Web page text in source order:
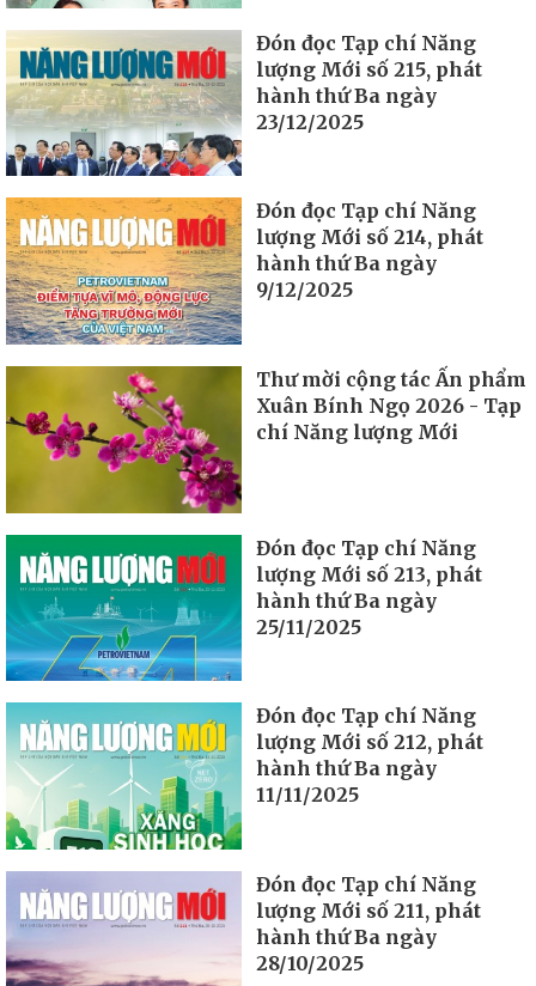
Đón đọc Tạp chí Năng
lượng Mới số 215, phát
hành thứ Ba ngày
23/12/2025
Đón đọc Tạp chí Năng
lượng Mới số 214, phát
hành thứ Ba ngày
9/12/2025
Thư mời cộng tác Ấn phẩm
Xuân Bính Ngọ 2026 - Tạp
chí Năng lượng Mới
Đón đọc Tạp chí Năng
lượng Mới số 213, phát
hành thứ Ba ngày
25/11/2025
Đón đọc Tạp chí Năng
lượng Mới số 212, phát
hành thứ Ba ngày
11/11/2025
Đón đọc Tạp chí Năng
lượng Mới số 211, phát
hành thứ Ba ngày
28/10/2025